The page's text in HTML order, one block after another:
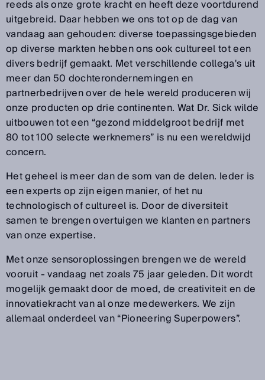
reeds als onze grote kracht en heeft deze voortdurend
uitgebreid. Daar hebben we ons tot op de dag van
vandaag aan gehouden: diverse toepassingsgebieden
op diverse markten hebben ons ook cultureel tot een
divers bedrijf gemaakt. Met verschillende collega's uit
meer dan 50 dochterondernemingen en
partnerbedrijven over de hele wereld produceren wij
onze producten op drie continenten. Wat Dr. Sick wilde
uitbouwen tot een “gezond middelgroot bedrijf met
80 tot 100 selecte werknemers” is nu een wereldwijd
concern.
Het geheel is meer dan de som van de delen. Ieder is
een experts op zijn eigen manier, of het nu
technologisch of cultureel is. Door de diversiteit
samen te brengen overtuigen we klanten en partners
van onze expertise.
Met onze sensoroplossingen brengen we de wereld
vooruit - vandaag net zoals 75 jaar geleden. Dit wordt
mogelijk gemaakt door de moed, de creativiteit en de
innovatiekracht van al onze medewerkers. We zijn
allemaal onderdeel van “Pioneering Superpowers”.